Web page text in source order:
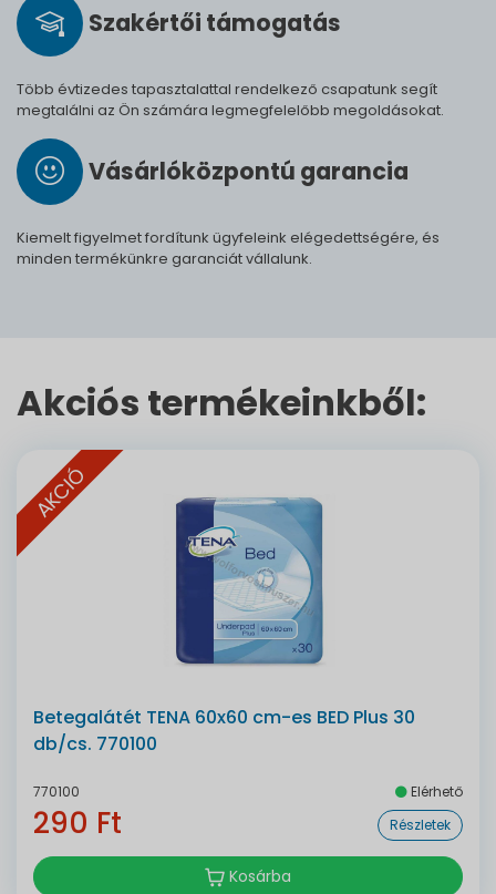
Szak­értői tá­mo­ga­tás
Több évtizedes tapasztalattal rendelkező csapatunk segít
megtalálni az Ön számára legmegfelelőbb megoldásokat.
Vásárló­köz­pontú ga­ran­cia
Kiemelt figyelmet fordítunk ügyfeleink elégedettségére, és
minden termékünkre garanciát vállalunk.
Akciós termékeinkből:
AKCIÓ
Betegalátét TENA 60x60 cm-es BED Plus 30
db/cs. 770100
770100 Elérhető
290 Ft Részletek
Kosárba